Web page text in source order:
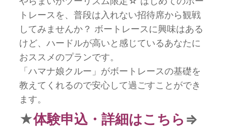
トレースを、普段は入れない招待席から観戦
してみませんか？ ボートレースに興味はある
けど、ハードルが高いと感じているあなたに
おススメのプランです。
「ハマナ娘クルー」がボートレースの基礎を
教えてくれるので安心して過ごすことができ
ます。
★体験申込・詳細はこちら ⇒